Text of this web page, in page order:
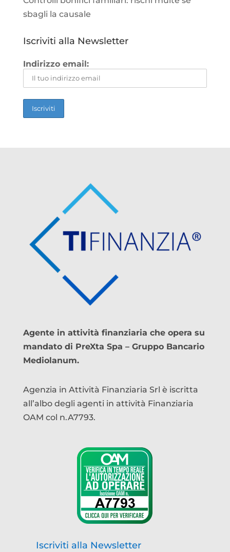
sbagli la causale
Iscriviti alla Newsletter
Indirizzo email:
Agente in attività finanziaria che opera su
mandato di PreXta Spa – Gruppo Bancario
Mediolanum.
Agenzia in Attività Finanziaria Srl è iscritta
all’albo degli agenti in attività Finanziaria
OAM col n.A7793.
Iscriviti alla Newsletter